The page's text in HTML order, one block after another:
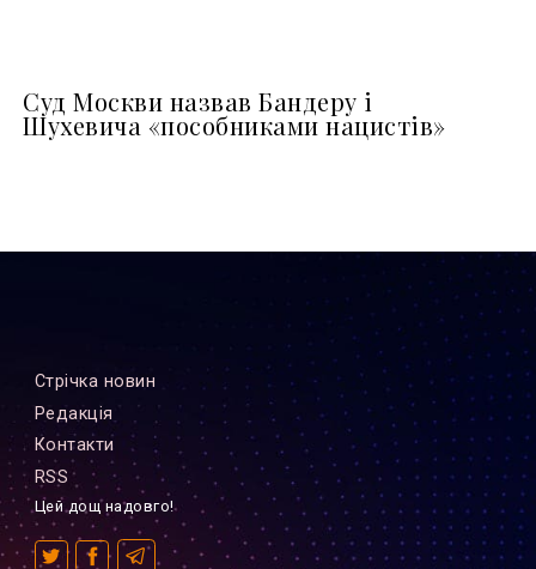
Суд Москви назвав Бандеру і
Шухевича «пособниками нацистів»
Стрiчка новин
Редакцiя
Контакти
RSS
Цей дощ надовго!